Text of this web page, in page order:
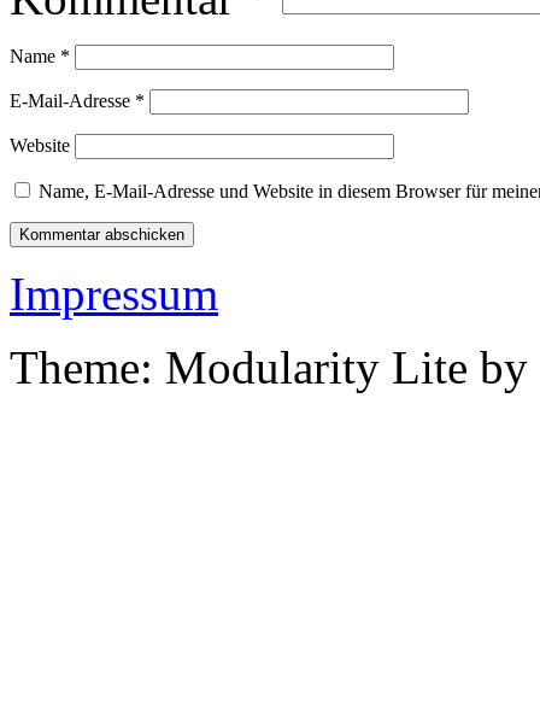
Name *
E-Mail-Adresse *
Website
Name, E-Mail-Adresse und Website in diesem Browser für
Impressum
Theme: Modularity Lite by